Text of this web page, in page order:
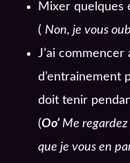
Mixer quelques
( Non, je vous
J’ai commencer
d’entrainement
doit tenir
(Oo’ Me regardez
que je vous en